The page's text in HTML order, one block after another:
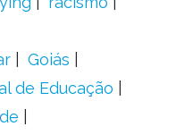
Goiás
de Educação